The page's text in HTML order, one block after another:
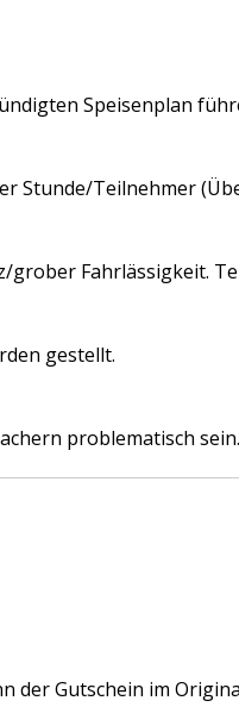
Speisenplan
Stunde/Teilnehmer
Fahrlässigkeit.
gestellt.
problematisch
der Gutschein im